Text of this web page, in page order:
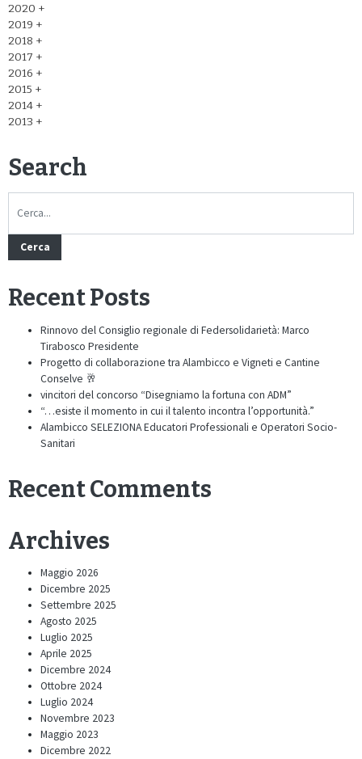
2020
2019
2018
2017
2016
2015
2014
2013
Search
Cerca
Recent Posts
Rinnovo del Consiglio regionale di Federsolidarietà: Marco
Tirabosco Presidente
Progetto di collaborazione tra Alambicco e Vigneti e Cantine
Conselve 🥂
vincitori del concorso “Disegniamo la fortuna con ADM”
“…esiste il momento in cui il talento incontra l’opportunità.”
Alambicco SELEZIONA Educatori Professionali e Operatori Socio-
Sanitari
Recent Comments
Archives
Maggio 2026
Dicembre 2025
Settembre 2025
Agosto 2025
Luglio 2025
Aprile 2025
Dicembre 2024
Ottobre 2024
Luglio 2024
Novembre 2023
Maggio 2023
Dicembre 2022